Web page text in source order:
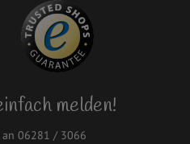
melden!
an 06281 / 3066